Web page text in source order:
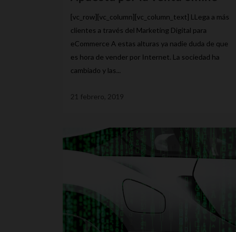
[vc_row][vc_column][vc_column_text] LLega a más
clientes a través del Marketing Digital para
eCommerce A estas alturas ya nadie duda de que
es hora de vender por Internet. La sociedad ha
cambiado y las...
21 febrero, 2019